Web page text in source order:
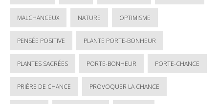
MALCHANCEUX NATURE OPTIMISME
PENSÉE POSITIVE PLANTE PORTE-BONHEUR
PLANTES SACRÉES PORTE-BONHEUR PORTE-CHANCE
PRIÈRE DE CHANCE PROVOQUER LA CHANCE